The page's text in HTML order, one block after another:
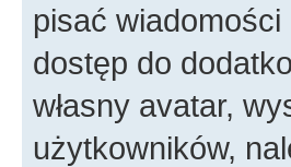
pisać
dostęp do
własny avatar,
użytkowników,